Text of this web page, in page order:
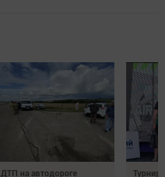
ДТП на автодороге
Турнир